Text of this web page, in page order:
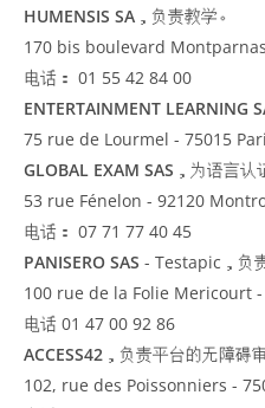
HUMENSIS SA ，负责教学。
170 bis boulevard
电话： 01 55 42 84 00
ENTERTAINMENT LEARNING
75 rue de Lourmel - 75015
GLOBAL EXAM SAS ，为语言认
53 rue Fénelon - 92120
电话： 07 71 77 40 45
PANISERO SAS - Testapic，负
100 rue de la Folie Mericourt
电话 01 47 00 92 86
ACCESS42 ，负责平台的无障碍
102, rue des Poissonniers -